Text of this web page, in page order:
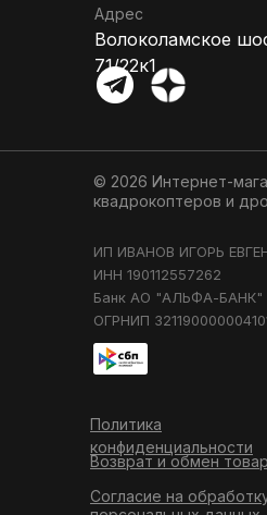
Политика
конфиденциальности
© 2026 Интернет-
квадрокоптеров и
Адрес
Волоколамское
71/22к1
ИП ИВАНОВ ИГОРЬ
ИНН 190112557262
Банк АО "АЛЬФА-БАНК"
ОГРНИП
Возврат и обмен
Согласие на